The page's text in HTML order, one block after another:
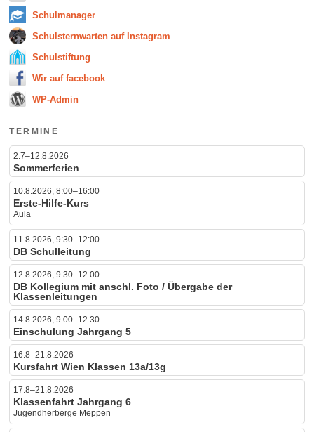
Schulmanager
Schulsternwarten auf Instagram
Schulstiftung
Wir auf facebook
WP-Admin
TERMINE
2.7–12.8.2026
Sommerferien
10.8.2026, 8:00–16:00
Erste-Hilfe-Kurs
Aula
11.8.2026, 9:30–12:00
DB Schulleitung
12.8.2026, 9:30–12:00
DB Kollegium mit anschl. Foto / Übergabe der
Klassenleitungen
14.8.2026, 9:00–12:30
Einschulung Jahrgang 5
16.8–21.8.2026
Kursfahrt Wien Klassen 13a/13g
17.8–21.8.2026
Klassenfahrt Jahrgang 6
Jugendherberge Meppen